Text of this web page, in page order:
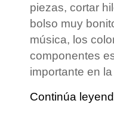
piezas, cortar
bolso muy
música, los
componentes
importante en
Continúa